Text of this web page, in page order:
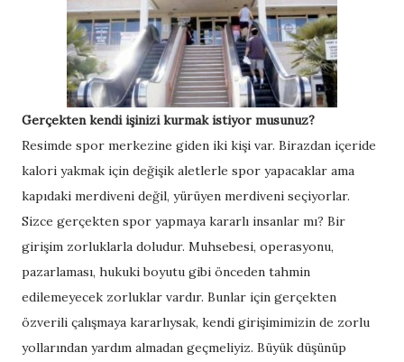
Gerçekten kendi işinizi kurmak istiyor musunuz?
Resimde spor merkezine giden iki kişi var. Birazdan içeride
kalori yakmak için değişik aletlerle spor yapacaklar ama
kapıdaki merdiveni değil, yürüyen merdiveni seçiyorlar.
Sizce gerçekten spor yapmaya kararlı insanlar mı? Bir
girişim zorluklarla doludur. Muhsebesi, operasyonu,
pazarlaması, hukuki boyutu gibi önceden tahmin
edilemeyecek zorluklar vardır. Bunlar için gerçekten
özverili çalışmaya kararlıysak, kendi girişimimizin de zorlu
yollarından yardım almadan geçmeliyiz. Büyük düşünüp